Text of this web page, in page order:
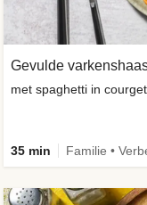
Gevulde
met spaghetti in
35 min Familie •